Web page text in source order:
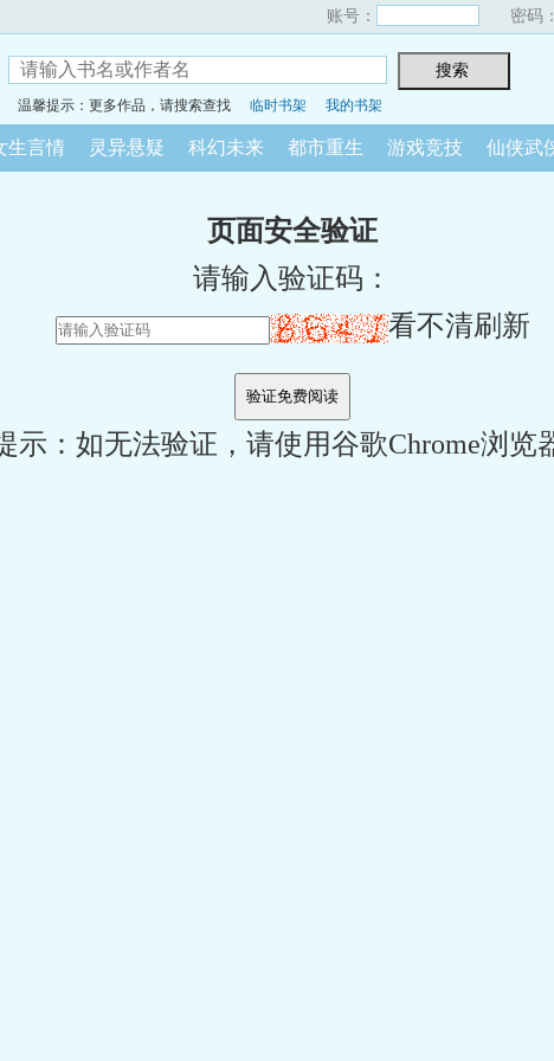
账号： 密码：
温馨提示：更多作品，请搜索查找 临时书架 我的书架
生言情 灵异悬疑 科幻未来 都市重生 游戏竞技 仙侠武
页面安全验证
请输入验证码：
看不清刷新
示：如无法验证，请使用谷歌Chrome浏览